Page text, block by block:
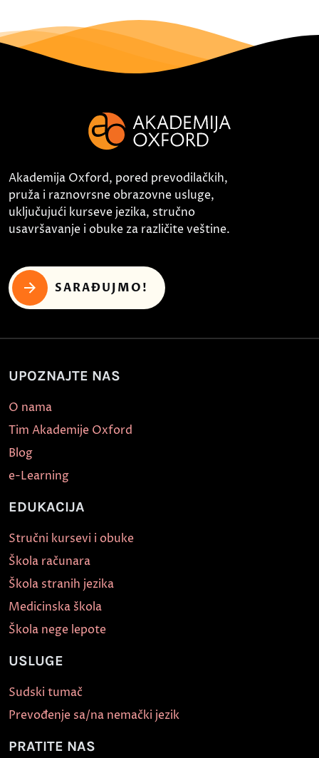
Akademija Oxford, pored prevodilačkih,
pruža i raznovrsne obrazovne usluge,
uključujući kurseve jezika, stručno
usavršavanje i obuke za različite veštine.
SARAĐUJMO!
UPOZNAJTE NAS
O nama
Tim Akademije Oxford
Blog
e-Learning
EDUKACIJA
Stručni kursevi i obuke
Škola računara
Škola stranih jezika
Medicinska škola
Škola nege lepote
USLUGE
Sudski tumač
Prevođenje sa/na nemački jezik
PRATITE NAS